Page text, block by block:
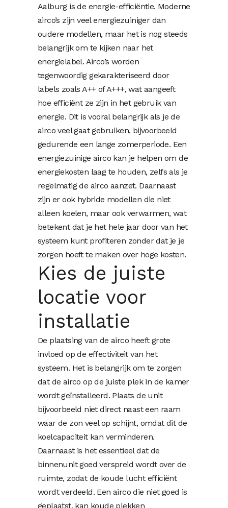
Aalburg is de energie-efficiëntie. Moderne
airco’s zijn veel energiezuiniger dan
oudere modellen, maar het is nog steeds
belangrijk om te kijken naar het
energielabel. Airco’s worden
tegenwoordig gekarakteriseerd door
labels zoals A++ of A+++, wat aangeeft
hoe efficiënt ze zijn in het gebruik van
energie. Dit is vooral belangrijk als je de
airco veel gaat gebruiken, bijvoorbeeld
gedurende een lange zomerperiode. Een
energiezuinige airco kan je helpen om de
energiekosten laag te houden, zelfs als je
regelmatig de airco aanzet. Daarnaast
zijn er ook hybride modellen die niet
alleen koelen, maar ook verwarmen, wat
betekent dat je het hele jaar door van het
systeem kunt profiteren zonder dat je je
zorgen hoeft te maken over hoge kosten.
Kies de juiste
locatie voor
installatie
De plaatsing van de airco heeft grote
invloed op de effectiviteit van het
systeem. Het is belangrijk om te zorgen
dat de airco op de juiste plek in de kamer
wordt geïnstalleerd. Plaats de unit
bijvoorbeeld niet direct naast een raam
waar de zon veel op schijnt, omdat dit de
koelcapaciteit kan verminderen.
Daarnaast is het essentieel dat de
binnenunit goed verspreid wordt over de
ruimte, zodat de koude lucht efficiënt
wordt verdeeld. Een airco die niet goed is
geplaatst, kan koude plekken